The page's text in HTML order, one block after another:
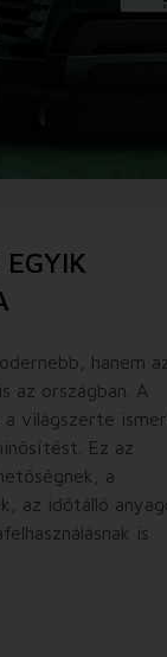
hanem
az országban. A
a világszerte
Ez az
a
az időtálló
is